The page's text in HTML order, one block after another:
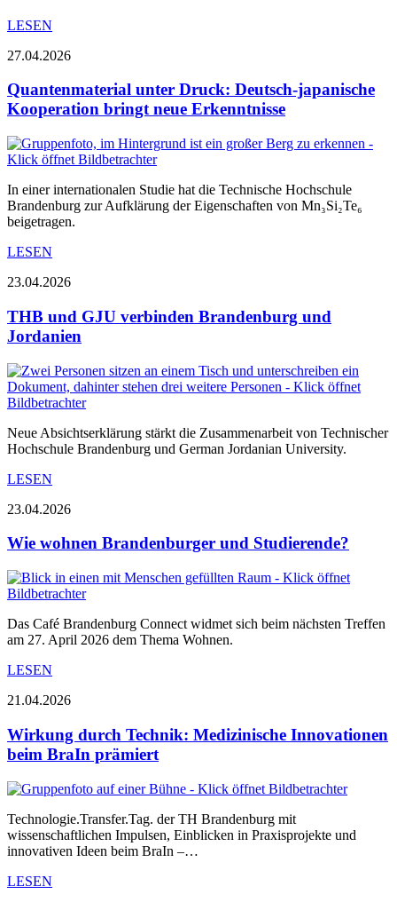
LESEN
27.04.2026
Quantenmaterial unter Druck: Deutsch-japanische
Kooperation bringt neue Erkenntnisse
In einer internationalen Studie hat die Technische Hochschule
Brandenburg zur Aufklärung der Eigenschaften von Mn₃Si₂Te₆
beigetragen.
LESEN
23.04.2026
THB und GJU verbinden Brandenburg und
Jordanien
Neue Absichtserklärung stärkt die Zusammenarbeit von Technischer
Hochschule Brandenburg und German Jordanian University.
LESEN
23.04.2026
Wie wohnen Brandenburger und Studierende?
Das Café Brandenburg Connect widmet sich beim nächsten Treffen
am 27. April 2026 dem Thema Wohnen.
LESEN
21.04.2026
Wirkung durch Technik: Medizinische Innovationen
beim BraIn prämiert
Technologie.Transfer.Tag. der TH Brandenburg mit
wissenschaftlichen Impulsen, Einblicken in Praxisprojekte und
innovativen Ideen beim BraIn –…
LESEN